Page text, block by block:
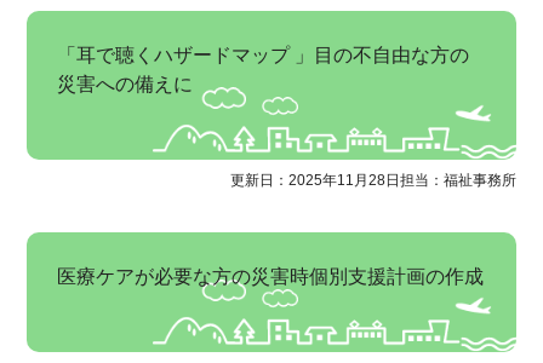
「耳で聴くハザードマップ 」目の不自由な方の
災害への備えに
更新日：2025年11月28日 担当：福祉事務所
医療ケアが必要な方の災害時個別支援計画の作成